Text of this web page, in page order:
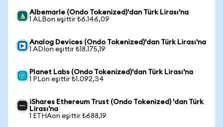
Albemarle (Ondo Tokenized)'dan Türk Lirası'na
1 ALBon eşittir ₺6.146,09
Analog Devices (Ondo Tokenized)'dan Türk Lirası'na
1 ADIon eşittir ₺18.175,19
Planet Labs (Ondo Tokenized)'dan Türk Lirası'na
1 PLon eşittir ₺1.092,34
iShares Ethereum Trust (Ondo Tokenized) 'dan Türk
Lirası'na
1 ETHAon eşittir ₺688,19